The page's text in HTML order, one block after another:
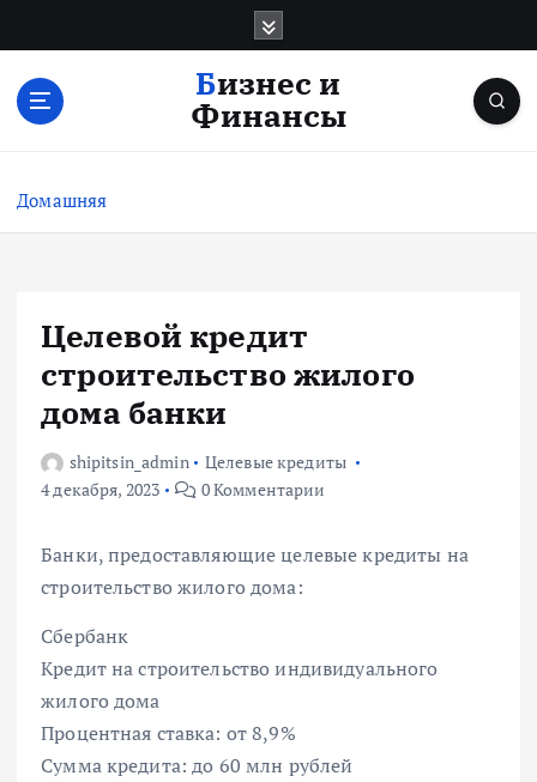
с
Бизнес и
Финансы
Домашняя
Целевой кредит
строительство жилого
дома банки
shipitsin_admin
Целевые кредиты
4 декабря, 2023
0 Комментарии
Банки, предоставляющие целевые кредиты на
строительство жилого дома:
Сбербанк
Кредит на строительство индивидуального
жилого дома
Процентная ставка: от 8,9%
Сумма кредита: до 60 млн рублей